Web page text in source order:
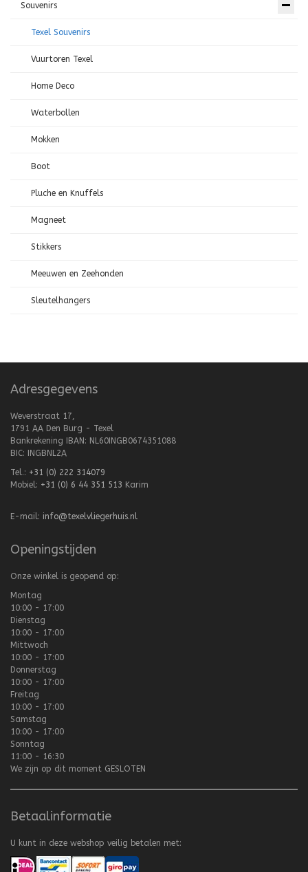
Souvenirs
Texel Souvenirs
Vuurtoren Texel
Home Deco
Waterbollen
Mokken
Boot
Pluche en Knuffels
Magneet
Stikkers
Meeuwen en Zeehonden
Sleutelhangers
Adresgegevens
Weverstraat 17,
1791 AA Den Burg - Texel
Bankrekening IBAN: NL60INGB0674351088
BIC: INGBNL2A
Tel.: +31 (0) 222 314079
Mobiel: +31 (0) 6 44 351 513 Karim
E-mail: info@texelvliegerhuis.nl
Openingstijden
Onze winkel is geopend op:
Montag
10:00 - 17:00
Dienstag
10:00 - 17:00
Mittwoch
10:00 - 17:00
Donnerstag
10:00 - 17:00
Freitag
10:00 - 17:00
Samstag
10:00 - 17:00
Sonntag
11:00 - 16:30
We zijn op dit moment GESLOTEN
Betaalinformatie
U kunt in deze webshop veilig betalen met: